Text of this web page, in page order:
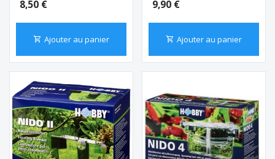
8,50 €
Ajouter au panier
9,90 €
Ajouter au panier